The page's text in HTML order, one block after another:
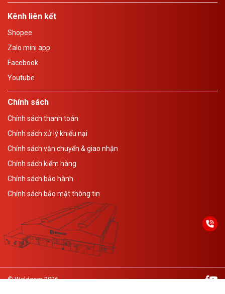
Kênh liên kết
Shopee
Zalo mini app
Facebook
Youtube
Chính sách
Chính sách thanh toán
Chính sách xử lý khiếu nại
Chính sách vận chuyển & giao nhận
Chính sách kiểm hàng
Chính sách bảo hành
Chính sách bảo mật thông tin
© Weldcom 2026